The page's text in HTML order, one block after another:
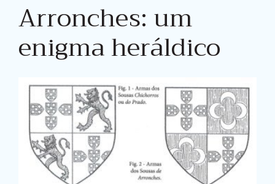
Arronches: um
enigma heráldico